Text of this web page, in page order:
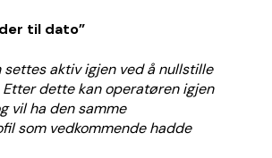
til dato”
settes aktiv igjen ved å nullstille
Etter dette kan operatøren igjen
vil ha den samme
som vedkommende hadde